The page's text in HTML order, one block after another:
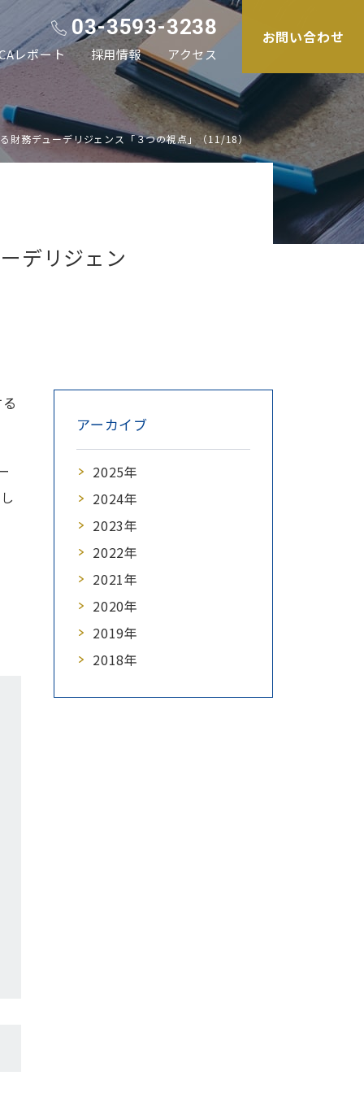
お問い合わせ
03-3593-3238
レポート 採用情報 アクセス
財務デューデリジェンス「３つの視点」（11/18）
デリジェン
アーカイブ
2025年
2024年
2023年
2022年
2021年
2020年
2019年
2018年